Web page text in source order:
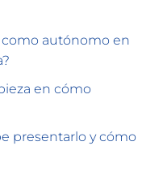
autónomo en
en cómo
presentarlo y cómo